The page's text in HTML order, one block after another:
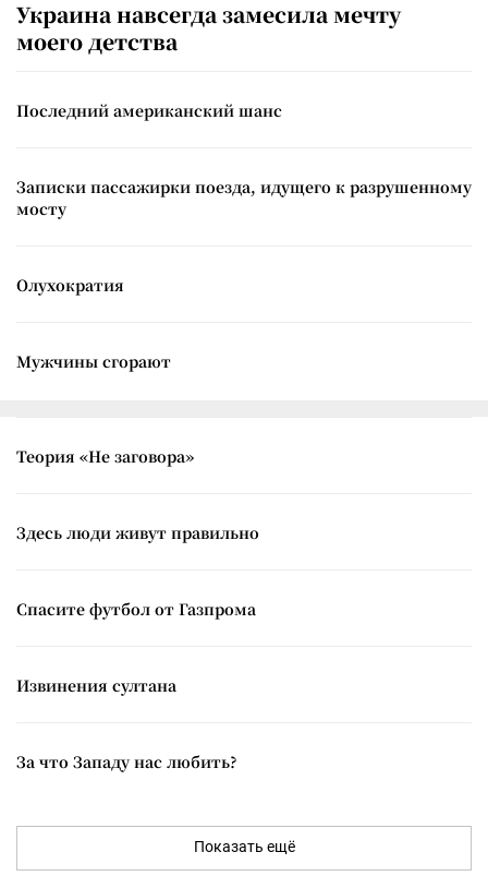
Украина навсегда замесила мечту
моего детства
Последний американский шанс
Записки пассажирки поезда, идущего к разрушенному
мосту
Олухократия
Мужчины сгорают
Теория «Не заговора»
Здесь люди живут правильно
Спасите футбол от Газпрома
Извинения султана
За что Западу нас любить?
Показать ещё